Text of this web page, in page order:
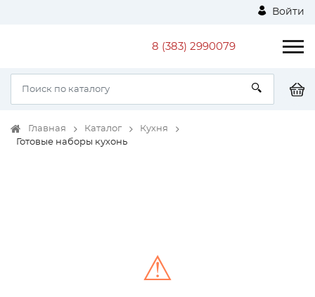
Войти
8 (383) 2990079
Главная Каталог
Кухня
Готовые наборы кухонь
⚠